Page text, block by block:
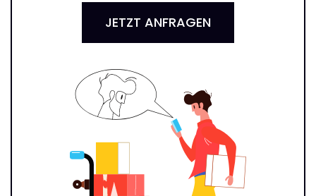
JETZT ANFRAGEN